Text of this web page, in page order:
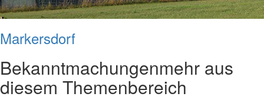
Markersdorf
Bekanntmachungenmehr aus
diesem Themenbereich